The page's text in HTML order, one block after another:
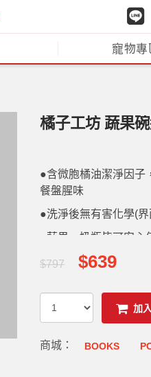
寵物專
橘子工坊 蔬果
●含微胞橘油潔淨因子
餐盤腥味
●洗淨後無有害化學(
●蔬果．奶瓶皆可安心
$797 $639
加
商城： BOOKS